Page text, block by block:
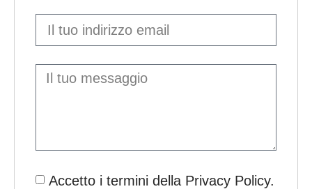
Accetto i termini della Privacy Policy.